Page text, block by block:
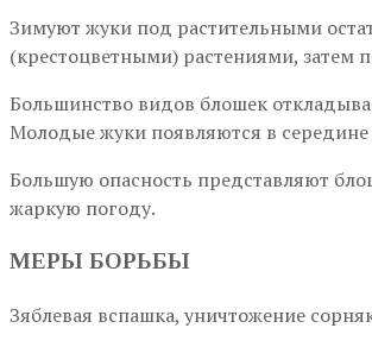
Зимуют жуки под растительными
(крестоцветными) растениями, затем
Большинство видов блошек
Молодые жуки появляются в
Большую опасность представляют
жаркую погоду.
МЕРЫ БОРЬБЫ
Зяблевая вспашка, уничтожение